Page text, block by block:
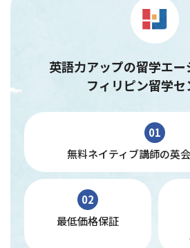
英語力アップの留学エー
フィリピン留学セ
01
無料ネイティブ講師の英
02
最低価格保証